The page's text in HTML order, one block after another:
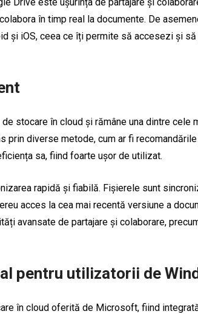
în timp real la documente. De
și iOS, ceea ce îți permite să accesezi și
stocare în cloud și rămâne una dintre cele
prin diverse metode, cum ar fi
sa, fiind foarte ușor de utilizat.
rapidă și fiabilă. Fișierele sunt
acces la cea mai recentă versiune a
avansate de partajare și colaborare,
pentru utilizatorii de
în cloud oferită de Microsoft, fiind